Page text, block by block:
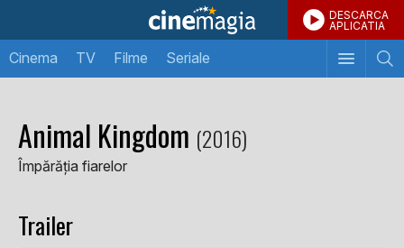
DESCARCA
APLICATIA
Cinema TV Filme Seriale
Animal Kingdom (2016)
Împărăția fiarelor
Trailer